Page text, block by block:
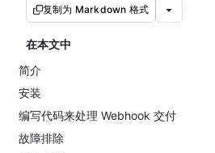
复制为 Markdown 格式
在本文中
简介
安装
编写代码来处理 Webhook 交付
故障排除